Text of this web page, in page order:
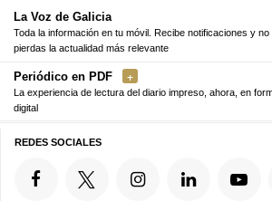
La Voz de Galicia
Toda la información en tu móvil. Recibe notificaciones y no
pierdas la actualidad más relevante
Periódico en PDF
La experiencia de lectura del diario impreso, ahora, en
digital
REDES SOCIALES